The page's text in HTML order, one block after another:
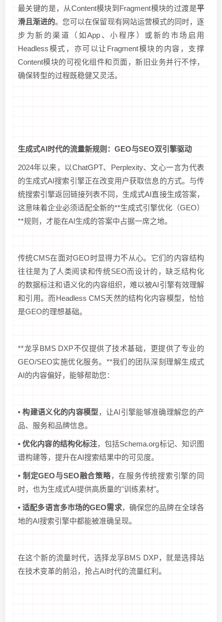
最关键的是，从Content模块到Fragment模块的过渡是平
滑且渐进的。您可以在保留现有网站运营模式的同时，逐
步为新的渠道（如App、小程序）或新的市场启用
Headless模式，亦可以让Fragment模块的内容，支撑
Content模块的可视化组件和页面，新旧业务并行不悖，
确保转型的过程既稳健又灵活。
生成式AI时代的流量新规则：GEO与SEO双引擎驱动
2024年以来，以ChatGPT、Perplexity、文心一言为代表
的生成式AI搜索引擎正在改变用户获取信息的方式。与传
统搜索引擎返回链接列表不同，生成式AI直接生成答案，
这意味着企业必须适配全新的**生成式引擎优化（GEO）
**规则，才能在AI生成的答案中占据一席之地。
传统CMS在面对GEO时显得力不从心。它们的内容结构
往往是为了人类阅读和传统SEO而设计的，缺乏结构化
的数据标注和语义化的内容组织，难以被AI引擎有效理解
和引用。而Headless CMS天然的结构化内容模型，恰恰
是GEO的理想基础。
**龙孚BMS DXP不仅提供了技术基础，更提供了专业的
GEO/SEO实施优化服务。**我们的团队深刻理解生成式
AI的内容偏好，能够帮助您：
• 构建语义化的内容模型 ，让AI引擎能够准确理解您的产
品、服务和品牌信息。
• 优化内容的结构化标注，包括Schema.org标记、知识图
谱构建等，提升在AI搜索结果中的可见度。
• 制定GEO与SEO融合策略，在服务传统搜索引擎的同
时，也为生成式AI提供高质量的"训练素材"。
• 适配多语言多市场的GEO需求，确保您的品牌在全球各
地的AI搜索引擎中都能被准确呈现。
在这个新的流量时代，选择龙孚BMS DXP，就是选择站
在技术变革的前沿，抢占AI时代的流量红利。